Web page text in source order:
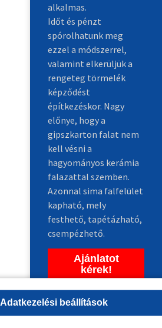
alkalmas.
Időt és pénzt
spórolhatunk meg
ezzel a módszerrel,
valamint elkerüljük a
rengeteg törmelék
képződést
építkezéskor. Nagy
előnye, hogy a
gipszkarton falat nem
kell vésni a
hagyományos kerámia
falazattal szemben.
Azonnal sima falfelület
kapható, mely
festhető, tapétázható,
csempézhető.
Ajánlatot
kérek!
Adatkezelési beállítások